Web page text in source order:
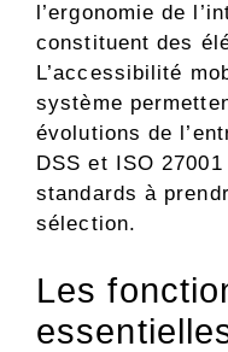
l’ergonomie de
constituent des
L’accessibilité
système
évolutions de
DSS et ISO
standards à
sélection.
Les